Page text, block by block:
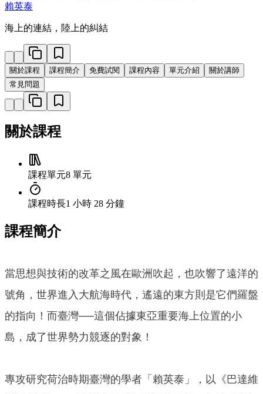
賴英泰
海上的連結，陸上的糾結
關於課程 課程簡介 免費試閱 課程內容 單元介紹
關於講師
常見問題
關於課程
課程單元8 單元
課程時長1 小時 28 分鐘
課程簡介
當思想與技術的改革之風在歐洲吹起，也吹響了遠洋的
號角，世界進入大航海時代，遙遠的東方則是它們羅盤
的指向！而臺灣──這個佔據東亞重要海上位置的小
島，成了世界勢力競逐的對象！
專攻研究荷治時期臺灣的學者「賴英泰」，以《巴達維